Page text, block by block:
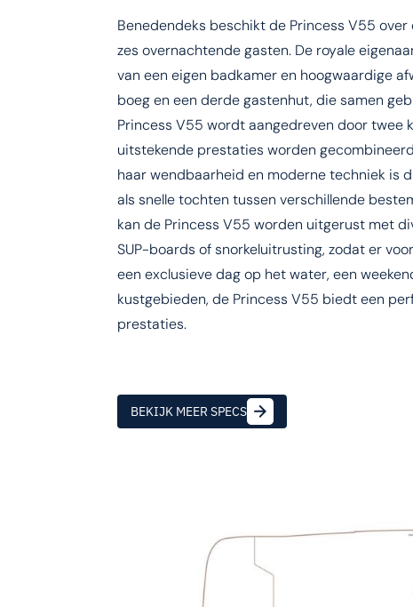
Benedendeks beschikt de Princess V55
zes overnachtende gasten. De royale
van een eigen badkamer en hoogwaardige
boeg en een derde gastenhut, die samen
Princess V55 wordt aangedreven door twee
uitstekende prestaties worden
haar wendbaarheid en moderne techniek is
als snelle tochten tussen verschillende
kan de Princess V55 worden uitgerust met
SUP-boards of snorkeluitrusting, zodat er
een exclusieve dag op het water, een
kustgebieden, de Princess V55 biedt een
prestaties.
BEKIJK MEER SPECS